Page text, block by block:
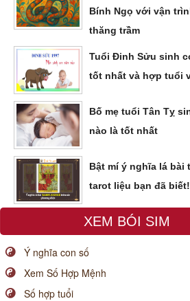
Bính Ngọ với vận
thăng trầm
Tuổi Đinh Sửu sinh
tốt nhất và hợp tuổi
Bố mẹ tuổi Tân Tỵ
nào là tốt nhất
Bật mí ý nghĩa lá bài
tarot liệu bạn đã biết!
XEM BÓI SIM
Ý nghĩa con số
Xem Số Hợp Mệnh
Số hợp tuổi